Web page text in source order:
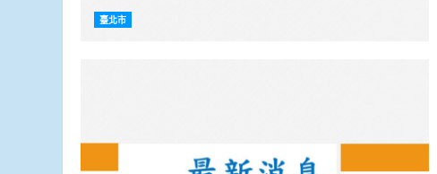
臺北市